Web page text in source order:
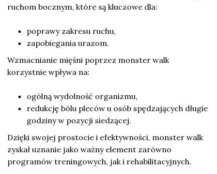
ruchom bocznym, które są kluczowe dla:
poprawy zakresu ruchu,
zapobiegania urazom.
Wzmacnianie mięśni poprzez monster walk
korzystnie wpływa na:
ogólną wydolność organizmu,
redukcję bólu pleców u osób spędzających długie
godziny w pozycji siedzącej.
Dzięki swojej prostocie i efektywności, monster walk
zyskał uznanie jako ważny element zarówno
programów treningowych, jak i rehabilitacyjnych.